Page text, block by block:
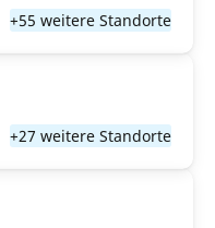
+55 weitere Standorte
+27 weitere Standorte